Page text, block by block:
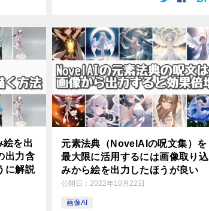
ットにアップしてもいいみたい。 ちなみ
絵を出
出力含
に解説
元素法典（NovelAIの呪文集）を
最大限に活用するには画像取り込
みから絵を出力したほうが良い
公開日：2022年10月22日
画像AI